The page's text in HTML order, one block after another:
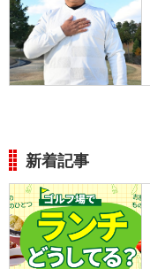
新着記事